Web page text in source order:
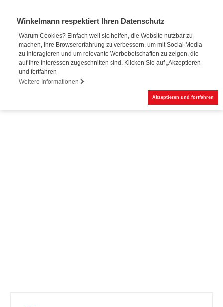
Winkelmann respektiert Ihren Datenschutz
Warum Cookies? Einfach weil sie helfen, die Website nutzbar zu
machen, Ihre Browsererfahrung zu verbessern, um mit Social Media
zu interagieren und um relevante Werbebotschaften zu zeigen, die
auf Ihre Interessen zugeschnitten sind. Klicken Sie auf „Akzeptieren
und fortfahren
Weitere Informationen
Akzeptieren und fortfahren
Online-Buchung